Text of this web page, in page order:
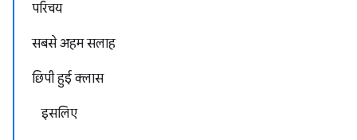
परिचय
सबसे अहम सलाह
छिपी हुई क्लास
इसलिए